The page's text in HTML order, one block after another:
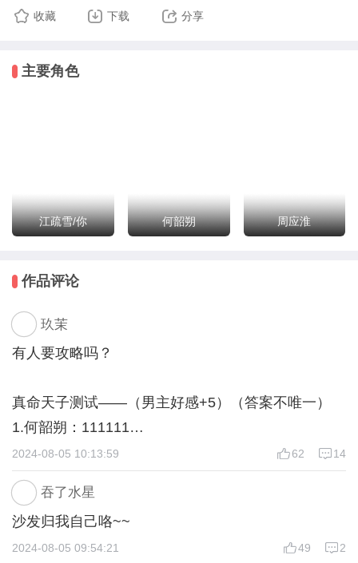
江疏雪：有金手指真好啊，想吃好吃的在心里默念一声
别墅钥匙交给我……我想想，后面的剧情好像是几位大
帅哥纷纷住入别墅，开始了幸mei福xiu快mei活sao的合
脆弱易碎的玻璃美男是极有才华的年轻画家，等等，他
向你告白了！他说你只属于他一个人……他竟是病娇
还有，活泼可爱的邻家弟弟每天除了粘着你，就是粘着
就连原作里满心满眼都是工作的npc被你救起后也觉醒
了自我意识，他彻底爱上了你。
忘记还要回到原来的世界这件事了……
收藏 下载 分享
主要角色
江疏雪/你 何韶朔 周应淮
作品评论
玖茉
有人要攻略吗？
真命天子测试——（男主好感+5）（答案不唯一）
1.何韶朔：111111
2.周应淮：222221
3.宋梵清：232331
4.时煜然：154112
5.秦落尘：223323
14
62
2024-08-05 10:13:59
吞了水星
沙发归我自己咯~~
2
49
2024-08-05 09:54:21